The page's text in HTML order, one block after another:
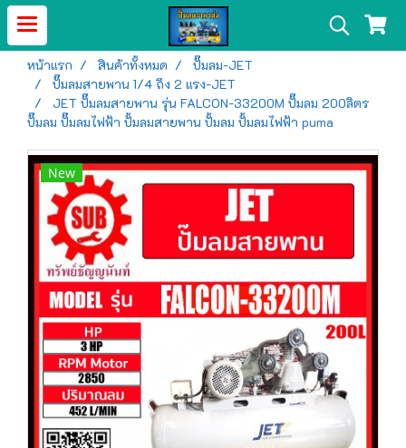
หน้าแรก สินค้าทั้งหมด
ปั๊มลม-JET
ปั๊มลมสายพาน 1/4 ถึง 2 แรง-JET
JET ปั๊มลมสายพาน รุ่น FALCON-33200M ปั๊มลม 200ลิตร
ปั๊มลม ปั๊มลมไฟฟ้า ปั้มลมสายพาน ปั้มลม ปั้มลมไฟฟ้า puma
New